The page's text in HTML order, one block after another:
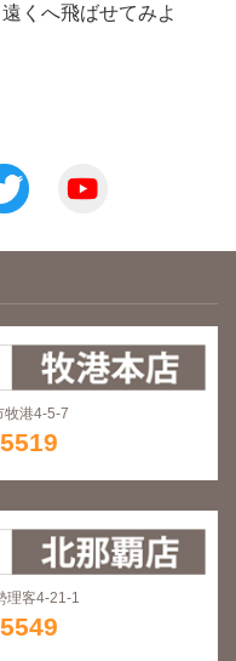
くへ飛ばせてみよ
牧港4-5-7
理客4-21-1